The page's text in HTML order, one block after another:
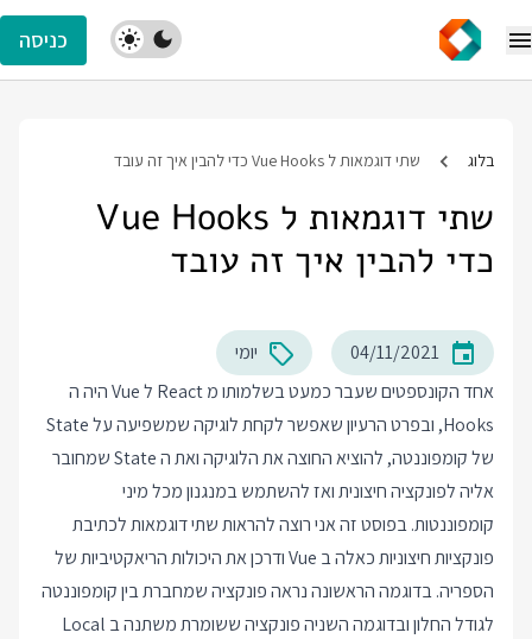
כניסה
בלוג שתי דוגמאות ל Vue Hooks כדי להבין איך זה עובד
שתי דוגמאות ל Vue Hooks
כדי להבין איך זה עובד
04/11/2021
יומי
אחד הקונספטים שעבר כמעט בשלמותו מ React ל Vue היה ה
Hooks, ובפרט הרעיון שאפשר לקחת לוגיקה שמשפיעה על State
של קומפוננטה, להוציא החוצה את הלוגיקה ואת ה State שמחובר
אליה לפונקציה חיצונית ואז להשתמש במנגנון מכל מיני
קומפוננטות. בפוסט זה אני רוצה להראות שתי דוגמאות לכתיבת
פונקציות חיצוניות כאלה ב Vue ודרכן את היכולות הריאקטיביות של
הספריה. בדוגמה הראשונה נראה פונקציה שמחברת בין קומפוננטה
לגודל החלון ובדוגמה השניה פונקציה ששומרת משתנה ב Local